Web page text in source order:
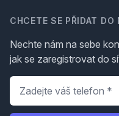
CHCETE SE PŘIDAT DO
Nechte nám na sebe
jak se zaregistrovat do
Telefon